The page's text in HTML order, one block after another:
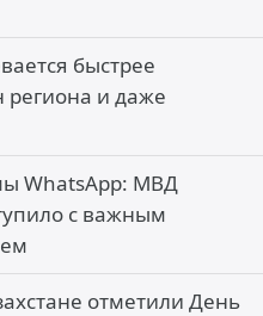
быстрее
региона и даже
WhatsApp: МВД
с важным
отметили День